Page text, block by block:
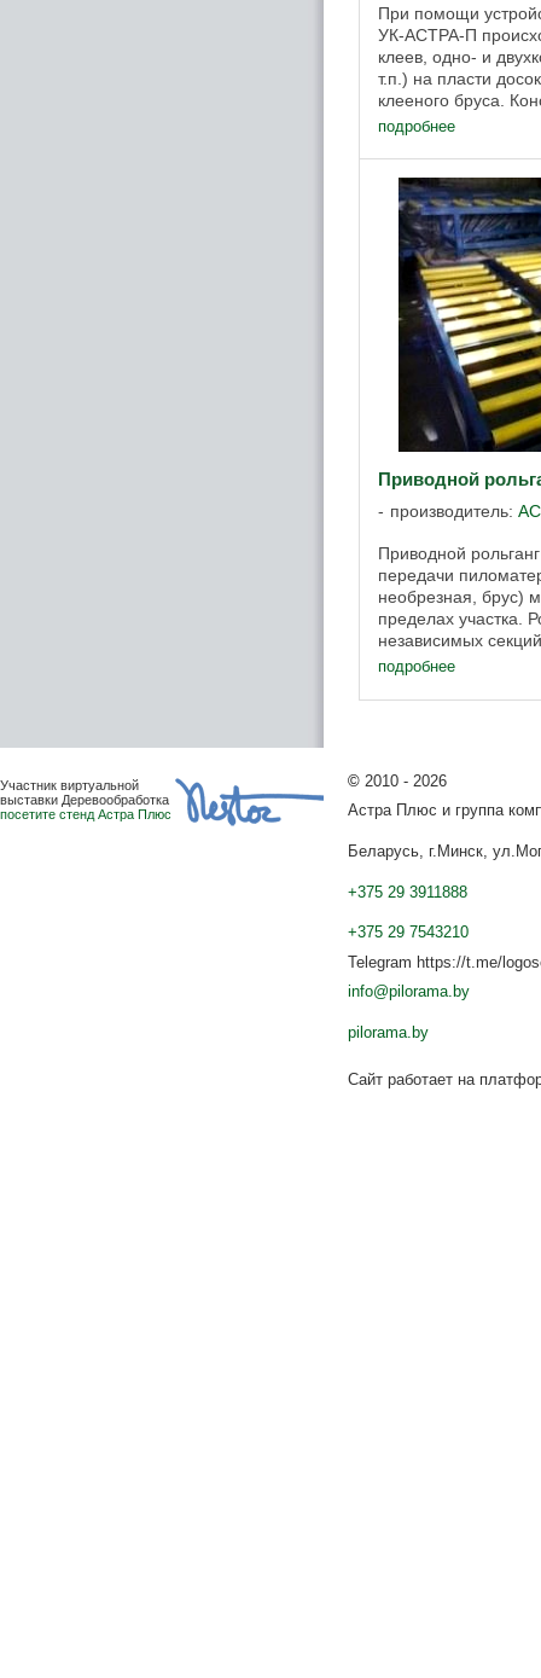
При помощи
УК-АСТРА-П
клеев, одно- и
т.п.) на пласти
клееного бруса.
нанесения клея
подробнее
Приводной
производитель:
Приводной
передачи
необрезная, брус)
пределах участка.
независимых
Приводные ролики
подробнее
Участник виртуальной
выставки Деревообработка
посетите стенд Астра Плюс
© 2010 - 2026
Астра Плюс и группа
Беларусь, г.Минск,
+375 29 3911888
+375 29 7543210
Telegram https://t.me/
info@pilorama.by
pilorama.by
Сайт работает на